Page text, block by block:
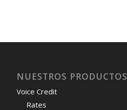
NUESTROS PRODUCTOS
Voice Credit
Rates